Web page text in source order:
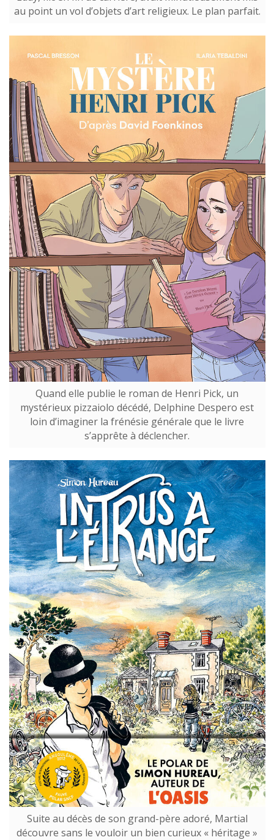
au point un vol d’objets d’art religieux. Le plan parfait.
Quand elle publie le roman de Henri Pick, un
mystérieux pizzaiolo décédé, Delphine Despero est
loin d’imaginer la frénésie générale que le livre
s’apprête à déclencher.
Suite au décès de son grand-père adoré, Martial
découvre sans le vouloir un bien curieux « héritage »